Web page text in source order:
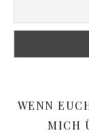
WENN
MICH